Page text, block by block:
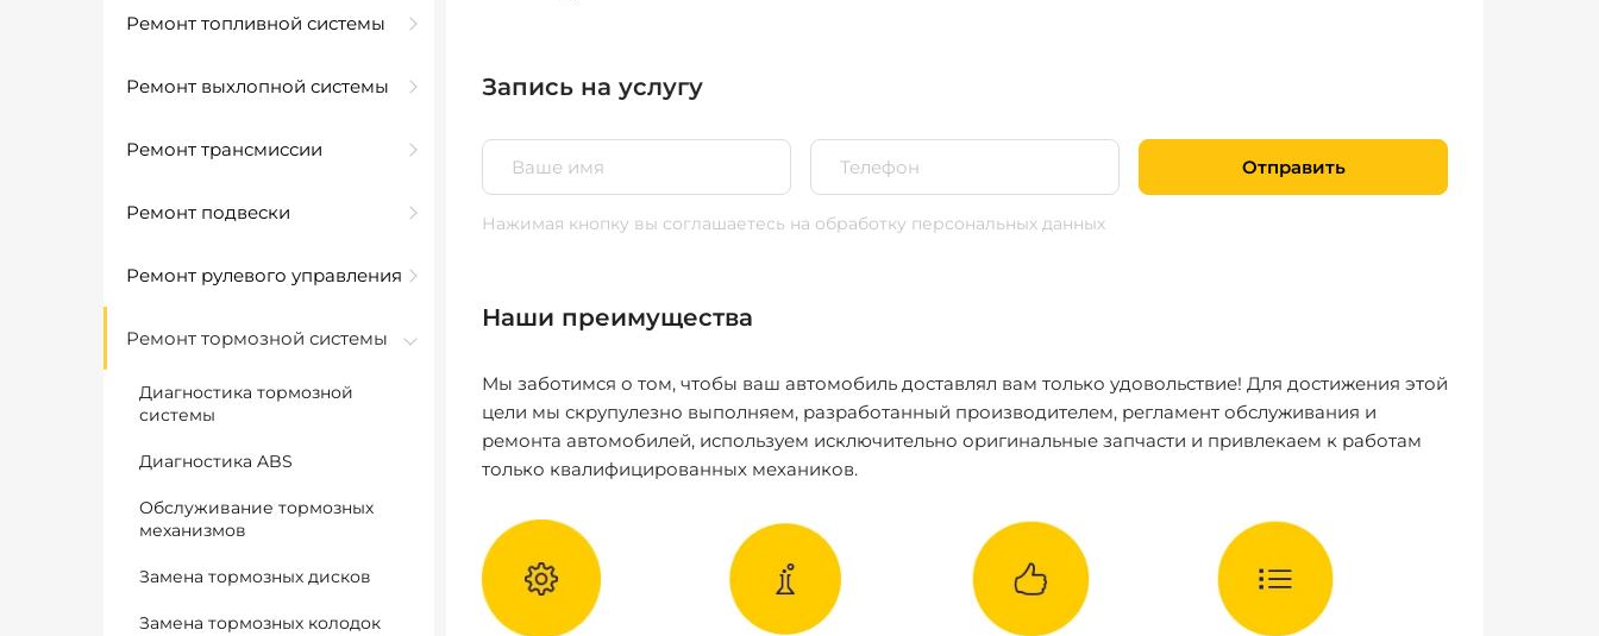
Ремонт топливной системы
Ремонт выхлопной системы
Ремонт трансмиссии
Ремонт подвески
Ремонт рулевого управления
Ремонт тормозной системы
Диагностика тормозной
системы
Диагностика ABS
Обслуживание тормозных
механизмов
Замена тормозных дисков
Замена тормозных колодок
Запись на услугу
Отправить
Нажимая кнопку вы соглашаетесь на обработку персональных данных
Наши преимущества
Мы заботимся о том, чтобы ваш автомобиль доставлял вам только удовольствие! Для достижения этой
цели мы скрупулезно выполняем, разработанный производителем, регламент обслуживания и
ремонта автомобилей, используем исключительно оригинальные запчасти и привлекаем к работам
только квалифицированных механиков.